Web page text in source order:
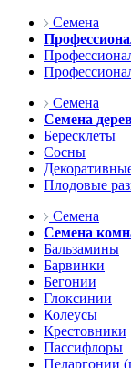
Семена
Семена
Семена
Бересклеты
Сосны
Плодовые
Семена
Семена
Бальзамины
Барвинки
Бегонии
Глоксинии
Колеусы
Крестовники
Пассифлоры
Пеларгонии